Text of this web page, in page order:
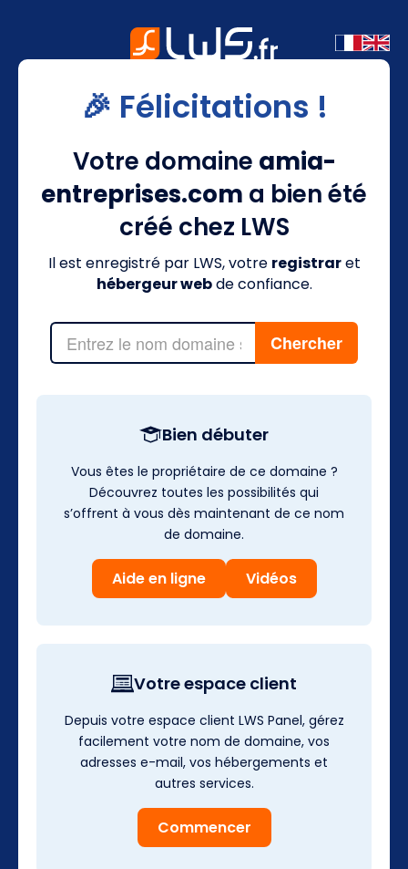
🎉 Félicitations !
Votre domaine amia-
entreprises.com a bien été
créé chez LWS
Il est enregistré par LWS, votre registraret
hébergeur webde confiance.
Bien débuter
Vous êtes le propriétaire de ce domaine ?
Découvrez toutes les possibilités qui
s’offrent à vous dès maintenant de ce nom
de domaine.
Aide en ligne Vidéos
Votre espace client
Depuis votre espace client LWS Panel, gérez
facilement votre nom de domaine, vos
adresses e-mail, vos hébergements et
autres services.
Commencer